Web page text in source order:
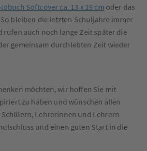
Softcover ca. 13 x 19 cm oder das
So bleiben die letzten Schuljahre immer
rufen auch noch lange Zeit später die
gemeinsam durchlebten Zeit wieder
möchten, wir hoffen Sie mit
zu haben und wünschen allen
Lehrerinnen und Lehrern
und einen guten Start in die